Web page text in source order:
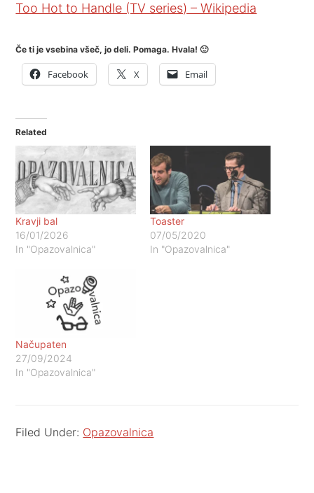
Too Hot to Handle (TV series) – Wikipedia
Če ti je vsebina všeč, jo deli. Pomaga. Hvala! 🙂
Facebook X Email
Related
Kravji bal
16/01/2026
In "Opazovalnica"
Toaster
07/05/2020
In "Opazovalnica"
Načupaten
27/09/2024
In "Opazovalnica"
Filed Under: Opazovalnica